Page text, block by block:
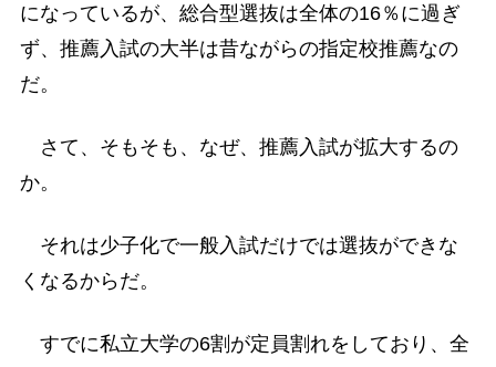
になっているが、総合型選抜は全体の16％に過ぎ
ず、推薦入試の大半は昔ながらの指定校推薦なの
だ。
さて、そもそも、なぜ、推薦入試が拡大するの
か。
それは少子化で一般入試だけでは選抜ができな
くなるからだ。
すでに私立大学の6割が定員割れをしており、全